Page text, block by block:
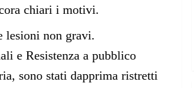
chiari i motivi.
lesioni non gravi.
e Resistenza a pubblico
sono stati dapprima ristretti